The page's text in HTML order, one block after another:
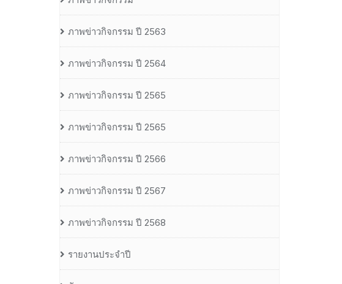
ภาพข่าวกิจกรรม ปี 2563
ภาพข่าวกิจกรรม ปี 2564
ภาพข่าวกิจกรรม ปี 2565
ภาพข่าวกิจกรรม ปี 2565
ภาพข่าวกิจกรรม ปี 2566
ภาพข่าวกิจกรรม ปี 2567
ภาพข่าวกิจกรรม ปี 2568
รายงานประจำปี